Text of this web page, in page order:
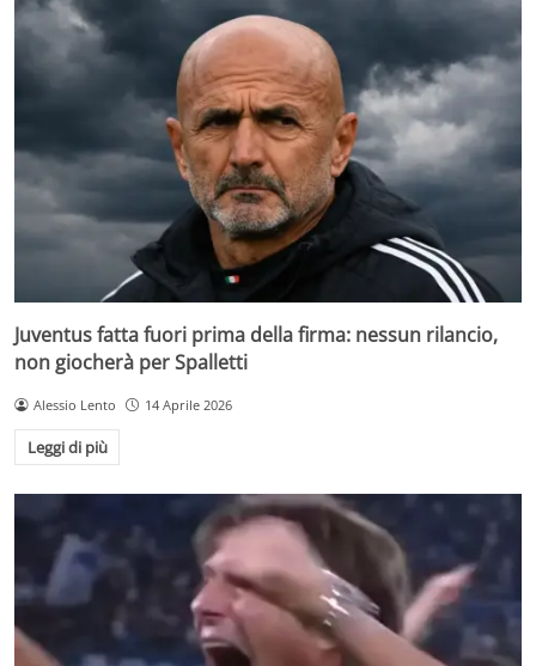
Juventus fatta fuori prima della firma: nessun rilancio,
non giocherà per Spalletti
Alessio Lento 14 Aprile 2026
Leggi di più